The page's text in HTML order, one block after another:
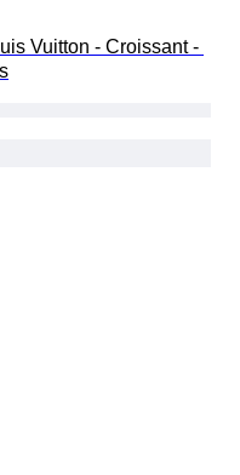
Vuitton - Croissant -